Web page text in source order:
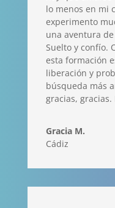
lo menos en mi
experimento
una aventura
Suelto y confío.
esta formación
liberación y
búsqueda más
gracias,
Gracia M.
Cádiz